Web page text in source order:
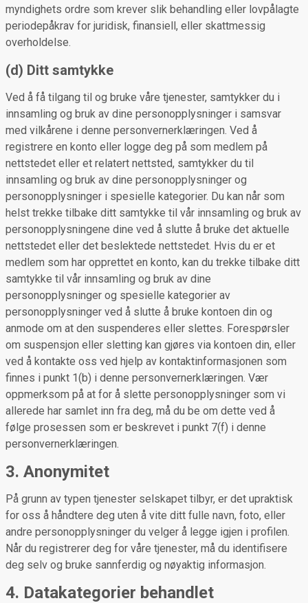
myndighets ordre som krever slik behandling eller lovpålagte
periodepåkrav for juridisk, finansiell, eller skattmessig
overholdelse.
(d) Ditt samtykke
Ved å få tilgang til og bruke våre tjenester, samtykker du i
innsamling og bruk av dine personopplysninger i samsvar
med vilkårene i denne personvernerklæringen. Ved å
registrere en konto eller logge deg på som medlem på
nettstedet eller et relatert nettsted, samtykker du til
innsamling og bruk av dine personopplysninger og
personopplysninger i spesielle kategorier. Du kan når som
helst trekke tilbake ditt samtykke til vår innsamling og bruk av
personopplysningene dine ved å slutte å bruke det aktuelle
nettstedet eller det beslektede nettstedet. Hvis du er et
medlem som har opprettet en konto, kan du trekke tilbake ditt
samtykke til vår innsamling og bruk av dine
personopplysninger og spesielle kategorier av
personopplysninger ved å slutte å bruke kontoen din og
anmode om at den suspenderes eller slettes. Forespørsler
om suspensjon eller sletting kan gjøres via kontoen din, eller
ved å kontakte oss ved hjelp av kontaktinformasjonen som
finnes i punkt 1(b) i denne personvernerklæringen. Vær
oppmerksom på at for å slette personopplysninger som vi
allerede har samlet inn fra deg, må du be om dette ved å
følge prosessen som er beskrevet i punkt 7(f) i denne
personvernerklæringen.
3. Anonymitet
På grunn av typen tjenester selskapet tilbyr, er det upraktisk
for oss å håndtere deg uten å vite ditt fulle navn, foto, eller
andre personopplysninger du velger å legge igjen i profilen.
Når du registrerer deg for våre tjenester, må du identifisere
deg selv og bruke sannferdig og nøyaktig informasjon.
4. Datakategorier behandlet